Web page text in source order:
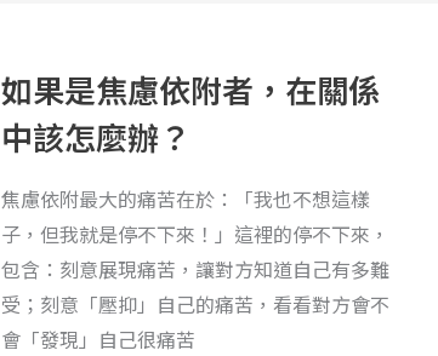
如果是焦慮依附者，在關係
中該怎麼辦？
焦慮依附最大的痛苦在於：「我也不想這樣
子，但我就是停不下來！」這裡的停不下來，
包含：刻意展現痛苦，讓對方知道自己有多難
受；刻意「壓抑」自己的痛苦，看看對方會不
會「發現」自己很痛苦
是
焦
慮
依
附
者，
在
關